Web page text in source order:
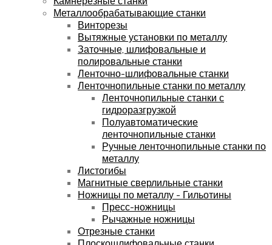
Металлообрабатывающие станки
Винторезы
Вытяжные установки по металлу
Заточные, шлифовальные и
полировальные станки
Ленточно-шлифовальные станки
Ленточнопильные станки по металлу
Ленточнопильные станки с
гидроразгрузкой
Полуавтоматические
ленточнопильные станки
Ручные ленточнопильные станки по
металлу
Листогибы
Магнитные сверлильные станки
Ножницы по металлу - Гильотины
Пресс-ножницы
Рычажные ножницы
Отрезные станки